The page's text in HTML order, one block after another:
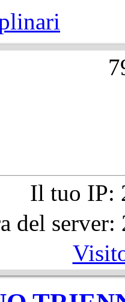
7
Il tuo IP:
del